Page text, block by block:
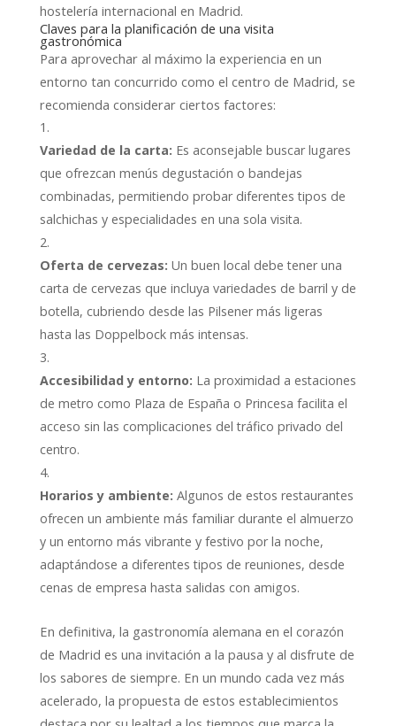
hostelería internacional en Madrid.
Claves para la planificación de una visita
gastronómica
Para aprovechar al máximo la experiencia en un
entorno tan concurrido como el centro de Madrid, se
recomienda considerar ciertos factores:
Variedad de la carta: Es aconsejable buscar lugares
que ofrezcan menús degustación o bandejas
combinadas, permitiendo probar diferentes tipos de
salchichas y especialidades en una sola visita.
Oferta de cervezas: Un buen local debe tener una
carta de cervezas que incluya variedades de barril y de
botella, cubriendo desde las Pilsener más ligeras
hasta las Doppelbock más intensas.
Accesibilidad y entorno: La proximidad a estaciones
de metro como Plaza de España o Princesa facilita el
acceso sin las complicaciones del tráfico privado del
centro.
Horarios y ambiente: Algunos de estos restaurantes
ofrecen un ambiente más familiar durante el almuerzo
y un entorno más vibrante y festivo por la noche,
adaptándose a diferentes tipos de reuniones, desde
cenas de empresa hasta salidas con amigos.
En definitiva, la gastronomía alemana en el corazón
de Madrid es una invitación a la pausa y al disfrute de
los sabores de siempre. En un mundo cada vez más
acelerado, la propuesta de estos establecimientos